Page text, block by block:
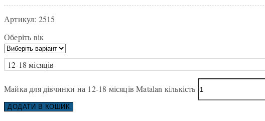
Артикул: 2515
Оберіть вік
12-18 місяців
Майка для дівчинки на 12-18 місяців Matalan кількість
ДОДАТИ В КОШИК